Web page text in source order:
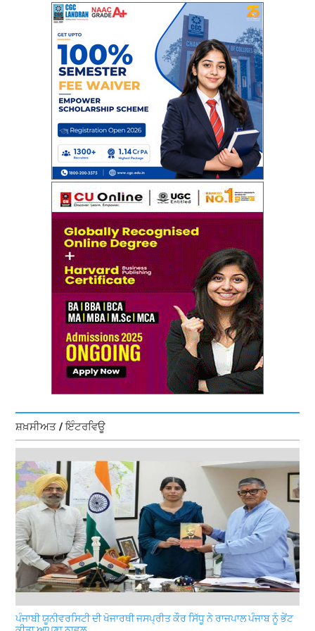
ਸ਼ਖ਼ਸੀਅਤ / ਇੰਟਰਵਿਊ
ਪੰਜਾਬੀ ਯੂਨੀਵਰਸਿਟੀ ਦੀ ਖੋਜਾਰਥੀ ਜਸਪ੍ਰੀਤ ਕੌਰ ਸਿੱਧੂ ਨੇ ਰਾਜਪਾਲ ਪੰਜਾਬ ਨੂੰ ਭੇਂਟ